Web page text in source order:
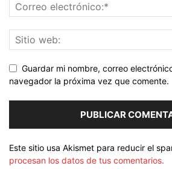
Guardar mi nombre, correo
navegador la próxima vez que comente.
Este sitio usa Akismet para reducir el
procesan los datos de tus comentarios.